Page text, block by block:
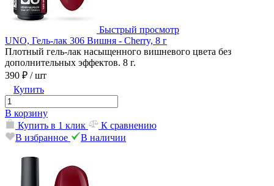
Быстрый просмотр
UNO, Гель-лак 306 Вишня - Cherry, 8 г
Плотный гель-лак насыщенного вишневого цвета без
дополнительных эффектов. 8 г.
390 ₽ / шт
Купить
В корзину
Купить в 1 клик
К сравнению
В избранное
В наличии